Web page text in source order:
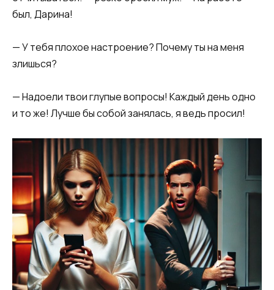
был, Дарина!
— У тебя плохое настроение? Почему ты на меня
злишься?
— Надоели твои глупые вопросы! Каждый день одно
и то же! Лучше бы собой занялась, я ведь просил!